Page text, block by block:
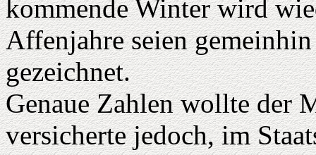
kommende Winter wird
Affenjahre seien
gezeichnet.
Genaue Zahlen wollte der
versicherte jedoch, im